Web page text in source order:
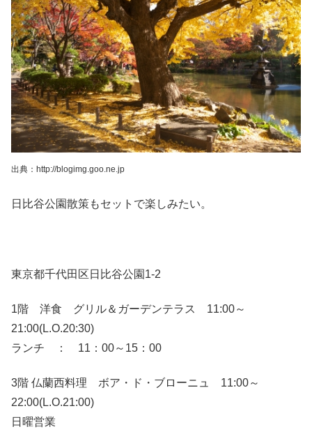
出典：http://blogimg.goo.ne.jp
日比谷公園散策もセットで楽しみたい。
東京都千代田区日比谷公園1-2
1階 洋食 グリル＆ガーデンテラス 11:00～
21:00(L.O.20:30)
ランチ ： 11：00～15：00
3階 仏蘭西料理 ボア・ド・ブローニュ 11:00～
22:00(L.O.21:00)
日曜営業